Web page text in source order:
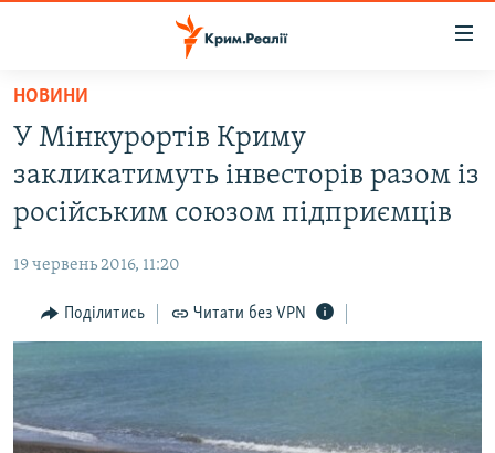
Перейти
основного
матеріалу
Перейти
до
основної
навігації
Перейти
до
ВОДА.КРИМ
ВІДЕО ТА ФОТО
БЛОГИ
ПОГЛЯД
ВСЕ ЗА ДЕНЬ
СПЕЦПРОЕКТИ
НОВИНИ
У Мінкурортів Криму
закликатимуть інвесторів разом із
російським союзом підприємців
19 червень 2016, 11:20
Поділитись Читати без VPN